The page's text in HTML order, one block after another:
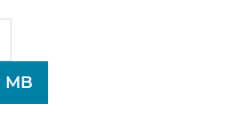
MB